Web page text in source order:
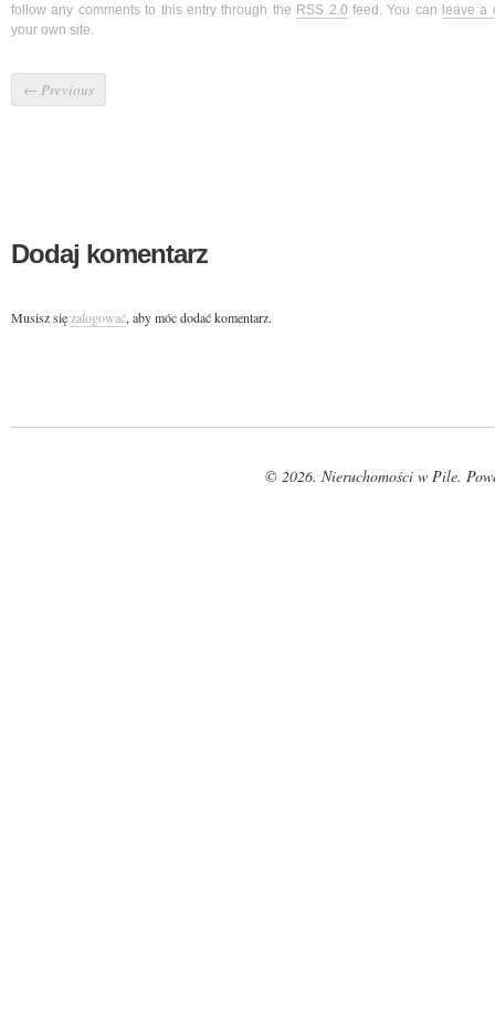
follow any comments to this entry through the RSS 2.0 feed. You can leave a
your own site.
← Previous
Dodaj komentarz
Musisz sięzalogować, aby móc dodać komentarz.
© 2026. Nieruchomości w Pile.